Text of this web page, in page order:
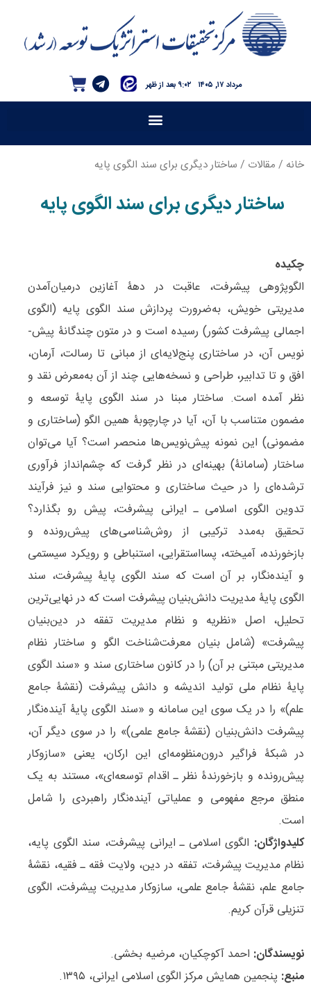
۹:۰۲ بعد از ظهر مرداد ۱۷, ۱۴۰۵
خانه / مقالات / ساختار دیگری برای سند الگوی پایه
ساختار دیگری برای سند الگوی پایه
چکیده
الگوپژوهی پیشرفت، عاقبت در دهۀ آغازین درمیان‌آمدن
مدیریتی خویش، به‌ضرورت پردازش سند الگوی پایه (الگوی
اجمالی پیشرفت کشور) رسیده است و در متون چندگانۀ پیش‌­
نویس آن، در ساختاری پنج‌لایه­‌‍ای از­ مبانی تا رسالت، آرمان،
افق و تا تدابیر، طراحی و نسخه‌هایی چند از آن به‌معرض نقد و
نظر آمده است. ساختار مبنا در سند الگوی پایۀ توسعه و
مضمون متناسب با آن، آیا در چارچوبۀ همین الگو (ساختاری و
مضمونی) این نمونه پیش‌­نویس‌ها منحصر است؟ آیا می­‌توان
ساختار (سامانۀ) بهینه‌­ای در نظر گرفت که چشم‌­ا­نداز فرآوری­‌
ترشده‌­ای را در حیث ساختاری و محتوایی سند و نیز فرآیند
تدوین الگوی اسلامی ـ ایرانی پیشرفت، پیش ­رو بگذارد؟
تحقیق به‌مدد ترکیبی از روش‌شناسی‌های پیش‌رونده و
بازخورنده، آمیخته، پسا‌استقرایی، استنباطی و رویکرد سیستمی
و آینده‌نگار، بر آن است که سند الگوی پایۀ پیشرفت، سند
الگوی پایۀ مدیریت دانش‌­بنیان پیشرفت است که در نهایی­‌ترین
تحلیل، اصل «نظریه و نظام مدیریت تفقه در دین­‌بنیان
پیشرفت» (شامل بنیان معرفت‌شناخت الگو و ساختار نظام
مدیریتی مبتنی بر آن) را در کانون ساختاری سند و «سند الگوی
پایۀ نظام ملی تولید اندیشه و دانش پیشرفت (نقشۀ جامع
علم)» را در یک سوی این سامانه و «سند الگوی پایۀ آینده‌نگار
پیشرفت دانش‌بنیان (نقشۀ جامع علمی)» را در سوی دیگر آن،
در شبکۀ فراگیر درون‌منظومه‌ای این ارکان، یعنی «سازوکار
پیش‌­رونده و بازخورندۀ نظر ـ اقدام توسعه‌ای»، مستند به یک
منطق مرجع مفهومی و عملیاتی آینده‌نگار راهبردی را شامل
است.
کلیدواژگان: الگوی اسلامی ـ ایرانی پیشرفت، سند الگوی پایه،
نظام مدیریت پیشرفت، تفقه در دین، ولایت فقه ـ فقیه، نقشۀ
جامع علم، نقشۀ جامع علمی، سازوکار مدیریت پیشرفت، الگوی
تنزیلی قرآن کریم.
نویسندگان: احمد آکوچکیان، مرضیه بخشی.
منبع: پنجمین همایش مرکز الگوی اسلامی ایرانی، ۱۳۹۵.